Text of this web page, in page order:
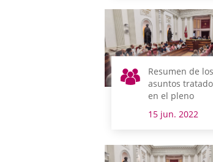
Resumen de los
asuntos
en el pleno
15 jun. 2022